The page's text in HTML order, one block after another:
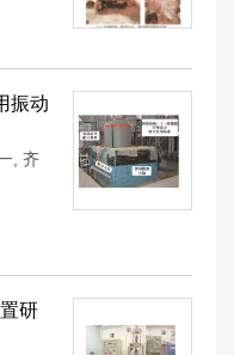
振动
齐
研